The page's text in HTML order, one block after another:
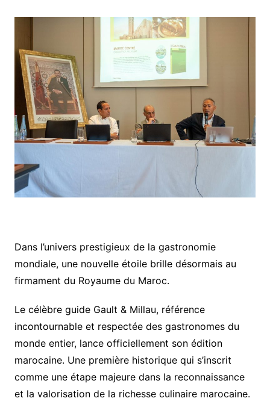
Dans l’univers prestigieux de la gastronomie
mondiale, une nouvelle étoile brille désormais au
firmament du Royaume du Maroc.
Le célèbre guide Gault & Millau, référence
incontournable et respectée des gastronomes du
monde entier, lance officiellement son édition
marocaine. Une première historique qui s’inscrit
comme une étape majeure dans la reconnaissance
et la valorisation de la richesse culinaire marocaine.